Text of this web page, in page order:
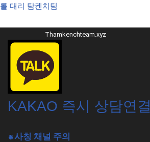
콘
텐
너
뛰
기
롤 대리 탐켄치팀
Thamkenchteam.xyz
KAKAO 즉시 상담연결
⁕사칭 채널 주의